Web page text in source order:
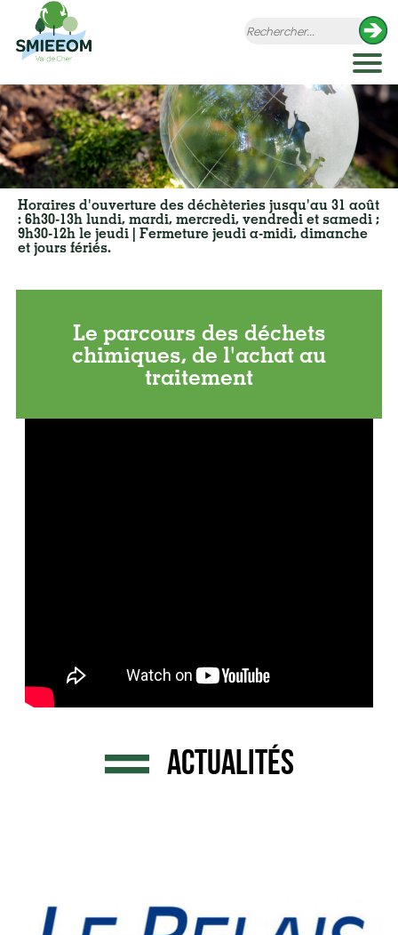
Horaires d'ouverture des déchèteries jusqu'au 31 août
: 6h30-13h lundi, mardi, mercredi, vendredi et samedi ;
9h30-12h le jeudi | Fermeture jeudi a-midi, dimanche
et jours fériés.
Le parcours des déchets
chimiques, de l'achat au
traitement
ACTUALITÉS